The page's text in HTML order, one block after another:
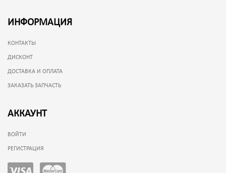
ИНФОРМАЦИЯ
КОНТАКТЫ
ДИСКОНТ
ДОСТАВКА И ОПЛАТА
ЗАКАЗАТЬ ЗАПЧАСТЬ
АККАУНТ
ВОЙТИ
РЕГИСТРАЦИЯ